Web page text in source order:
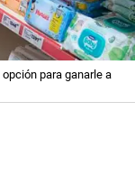
para ganarle a